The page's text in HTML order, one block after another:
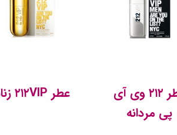
عطر ۲۱۲ وی آی
پی مردانه
عطر ۲۱۲VIP زنانه